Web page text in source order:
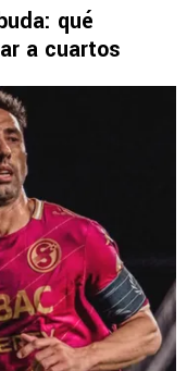
qué
a cuartos